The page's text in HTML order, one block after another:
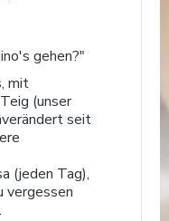
gehen?"
mit
(unser
seit
(jeden Tag),
vergessen